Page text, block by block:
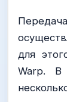
для
Warp. В